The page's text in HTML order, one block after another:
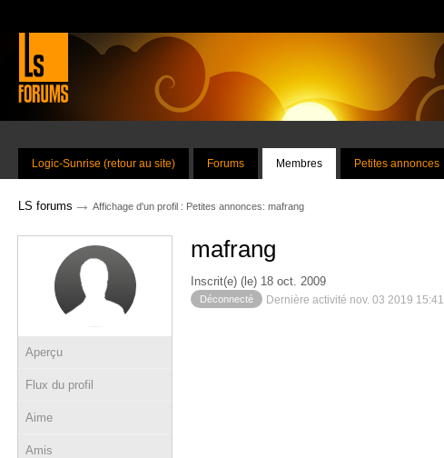
Logic-Sunrise (retour au site) Forums Membres Petites annonces
LS forums → Affichage d'un profil : Petites annonces: mafrang
Aperçu
Flux du profil
Aime
Amis
mafrang
Inscrit(e) (le) 18 oct. 2009
Déconnecté Dernière activité nov. 03 2019 15:41